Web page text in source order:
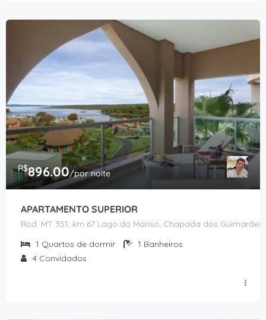
R$896.00/por noite
APARTAMENTO SUPERIOR
Rod. MT 351, km 67 Lago do Manso, Chapada dos Guimarães
1 Quartos de dormir 1 Banheiros
4 Convidados